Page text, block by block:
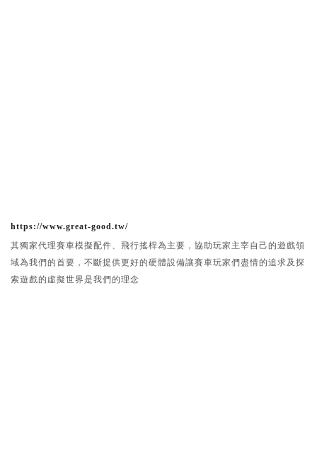
https://www.great-good.tw/
其獨家代理賽車模擬配件、飛行搖桿為主要，協助玩家主宰自己的遊戲領
域為我們的首要，不斷提供更好的硬體設備讓賽車玩家們盡情的追求及探
索遊戲的虛擬世界是我們的理念